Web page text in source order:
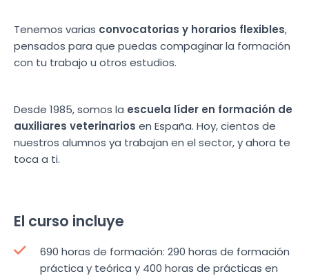
Tenemos varias convocatorias y horarios flexibles,
pensados para que puedas compaginar la formación
con tu trabajo u otros estudios.
Desde 1985, somos la escuela líder en formación de
auxiliares veterinarios en España. Hoy, cientos de
nuestros alumnos ya trabajan en el sector, y ahora te
toca a ti.
El curso incluye
690 horas de formación: 290 horas de formación
práctica y teórica y 400 horas de prácticas en